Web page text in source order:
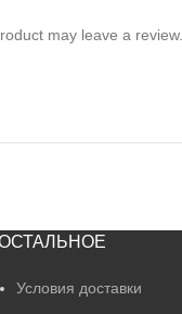
may leave a review.
Условия доставки